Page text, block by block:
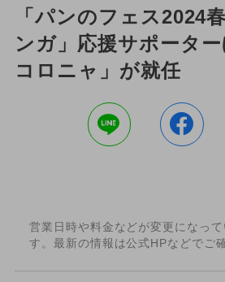
「パンのフェス2024
ンガ」応援サポータ
コロニャ」が就任
営業日時や料金などが変更になっ
す。最新の情報は公式HPなどでご